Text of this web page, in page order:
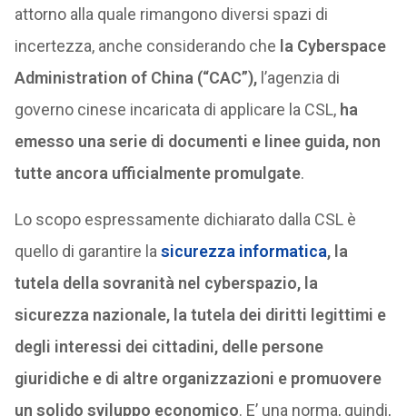
attorno alla quale rimangono diversi spazi di
incertezza, anche considerando che la Cyberspace
Administration of China (“CAC”), l’agenzia di
governo cinese incaricata di applicare la CSL, ha
emesso una serie di documenti e linee guida, non
tutte ancora ufficialmente promulgate.
Lo scopo espressamente dichiarato dalla CSL è
quello di garantire la sicurezza informatica, la
tutela della sovranità nel cyberspazio, la
sicurezza nazionale, la tutela dei diritti legittimi e
degli interessi dei cittadini, delle persone
giuridiche e di altre organizzazioni e promuovere
un solido sviluppo economico. E’ una norma, quindi,